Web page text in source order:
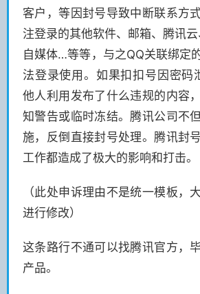
客户，等因封号导致中断联系方
注登录的其他软件、邮箱、腾讯
自媒体…等等，与之QQ关联绑定
法登录使用。如果扣扣号因密码
他人利用发布了什么违规的内容
知警告或临时冻结。腾讯公司不
施，反倒直接封号处理。腾讯封
工作都造成了极大的影响和打击。
（此处申诉理由不是统一模板，
进行修改）
这条路行不通可以找腾讯官方，
产品。